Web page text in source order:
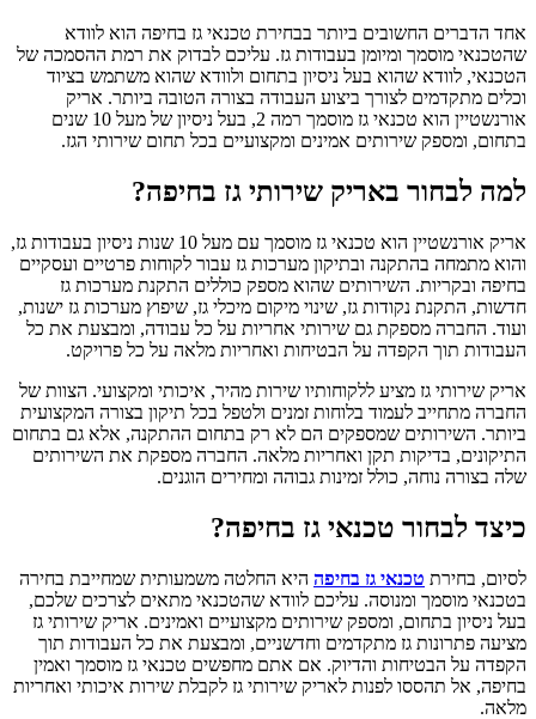
אחד הדברים החשובים ביותר בבחירת טכנאי גז בחיפה הוא לוודא
שהטכנאי מוסמך ומיומן בעבודות גז. עליכם לבדוק את רמת ההסמכה של
הטכנאי, לוודא שהוא בעל ניסיון בתחום ולוודא שהוא משתמש בציוד
וכלים מתקדמים לצורך ביצוע העבודה בצורה הטובה ביותר. אריק
אורנשטיין הוא טכנאי גז מוסמך רמה 2, בעל ניסיון של מעל 10 שנים
בתחום, ומספק שירותים אמינים ומקצועיים בכל תחום שירותי הגז.
למה לבחור באריק שירותי גז בחיפה?
אריק אורנשטיין הוא טכנאי גז מוסמך עם מעל 10 שנות ניסיון בעבודות גז,
והוא מתמחה בהתקנה ובתיקון מערכות גז עבור לקוחות פרטיים ועסקיים
בחיפה ובקריות. השירותים שהוא מספק כוללים התקנת מערכות גז
חדשות, התקנת נקודות גז, שינוי מיקום מיכלי גז, שיפוץ מערכות גז ישנות,
ועוד. החברה מספקת גם שירותי אחריות על כל עבודה, ומבצעת את כל
העבודות תוך הקפדה על הבטיחות ואחריות מלאה על כל פרויקט.
אריק שירותי גז מציע ללקוחותיו שירות מהיר, איכותי ומקצועי. הצוות של
החברה מתחייב לעמוד בלוחות זמנים ולטפל בכל תיקון בצורה המקצועית
ביותר. השירותים שמספקים הם לא רק בתחום ההתקנה, אלא גם בתחום
התיקונים, בדיקות תקן ואחריות מלאה. החברה מספקת את השירותים
שלה בצורה נוחה, כולל זמינות גבוהה ומחירים הוגנים.
כיצד לבחור טכנאי גז בחיפה?
לסיום, בחירת טכנאי גז בחיפה היא החלטה משמעותית שמחייבת בחירה
בטכנאי מוסמך ומנוסה. עליכם לוודא שהטכנאי מתאים לצרכים שלכם,
בעל ניסיון בתחום, ומספק שירותים מקצועיים ואמינים. אריק שירותי גז
מציעה פתרונות גז מתקדמים וחדשניים, ומבצעת את כל העבודות תוך
הקפדה על הבטיחות והדיוק. אם אתם מחפשים טכנאי גז מוסמך ואמין
בחיפה, אל תהססו לפנות לאריק שירותי גז לקבלת שירות איכותי ואחריות
מלאה.